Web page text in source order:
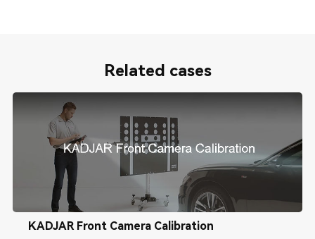
Related cases
KADJAR Front Camera Calibration